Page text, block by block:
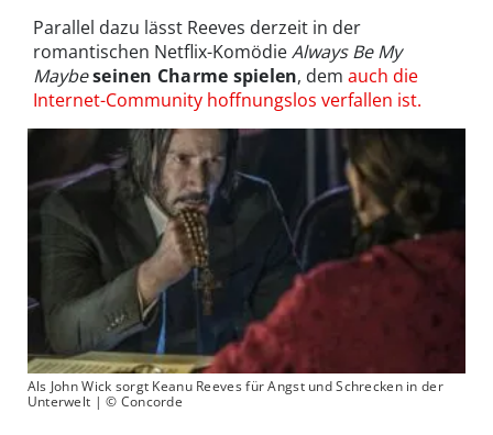
Parallel dazu lässt Reeves derzeit in der
romantischen Netflix-KomödieAlways Be My
Maybeseinen Charme spielen, demauch die
Internet-Community hoffnungslos verfallen ist.
Als John Wick sorgt Keanu Reeves für Angst und Schrecken in der
Unterwelt | © Concorde